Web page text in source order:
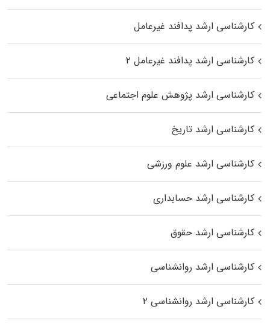
کارشناسی ارشد پدافند غیرعامل
کارشناسی ارشد پدافند غیرعامل ۲
کارشناسی ارشد پژوهش علوم اجتماعی
کارشناسی ارشد تاریخ
کارشناسی ارشد علوم ورزشی
کارشناسی ارشد حسابداری
کارشناسی ارشد حقوق
کارشناسی ارشد روانشناسی
کارشناسی ارشد روانشناسی ۲